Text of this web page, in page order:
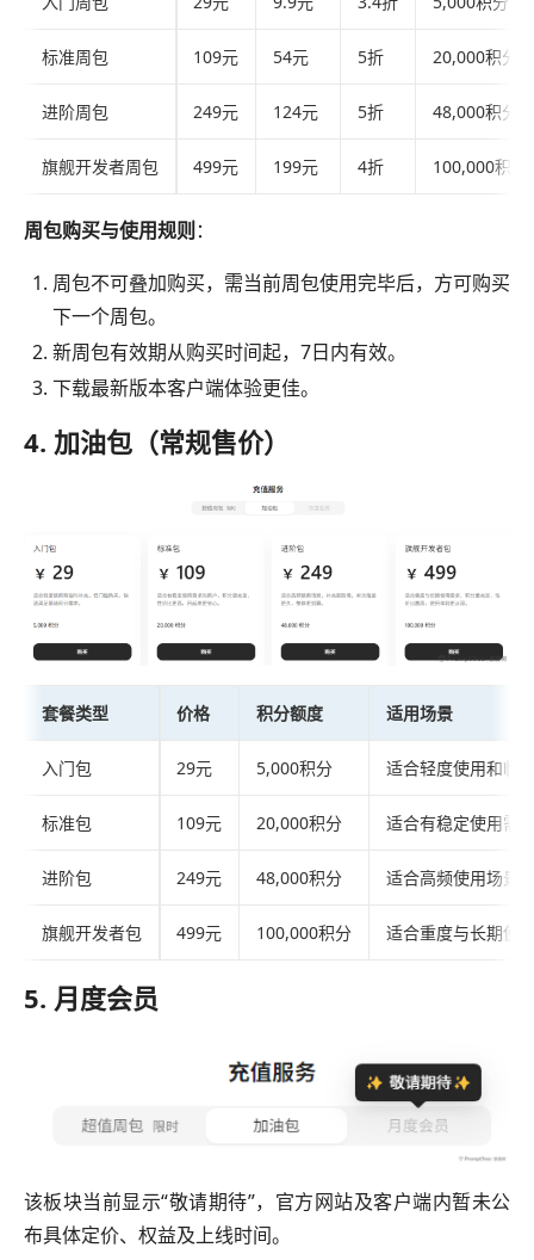
标准周包 109元 54元 5折 20,000积分
进阶周包 249元 124元 5折 48,000积分
旗舰开发者周包 499元 199元 4折 100,000积分
周包购买与使用规则 ：
周包不可叠加购买，需当前周包使用完毕后，方可购买
下一个周包。
新周包有效期从购买时间起，7日内有效。
下载最新版本客户端体验更佳。
4. 加油包（常规售价）
套餐类型 价格 积分额度 适用场景
入门包 29元 5,000积分 适合轻度使用和临
标准包 109元 20,000积分 适合有稳定使用需
进阶包 249元 48,000积分 适合高频使用场景
旗舰开发者包 499元 100,000积分 适合重度与长期使
5. 月度会员
该板块当前显示“敬请期待”，官方网站及客户端内暂未公
布具体定价、权益及上线时间。